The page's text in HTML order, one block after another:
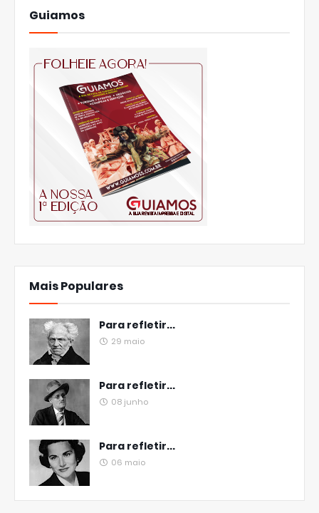
Guiamos
Mais Populares
Para refletir...
29 maio
Para refletir...
08 junho
Para refletir...
06 maio